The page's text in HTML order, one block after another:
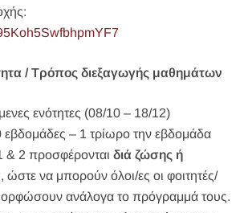
/ Τρόπος διεξαγωγής μαθημάτων
ενότητες (08/10 – 18/12)
εβδομάδες – 1 τρίωρο την εβδομάδα
& 2 προσφέρονται διά ζώσης ή
, ώστε να μπορούν όλοι/ες οι φοιτητές/
ανάλογα το πρόγραμμά τους.